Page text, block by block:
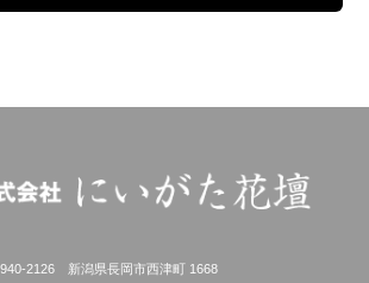
2126 新潟県長岡市西津町 1668